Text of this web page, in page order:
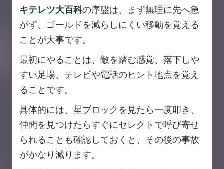
キテレツ大百科の序盤は、まず無理に先へ急
がず、ゴールドを減らしにくい移動を覚える
ことが大事です。
最初にやることは、敵を踏む感覚、落下しや
すい足場、テレビや電話のヒント地点を覚え
ることです。
具体的には、星ブロックを見たら一度叩き、
仲間を見つけたらすぐにセレクトで呼び寄せ
られることも確認しておくと、その後の事故
がかなり減ります。